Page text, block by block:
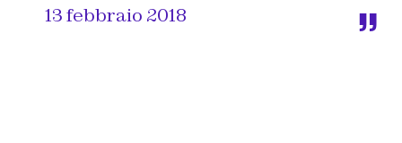
13 febbraio 2018